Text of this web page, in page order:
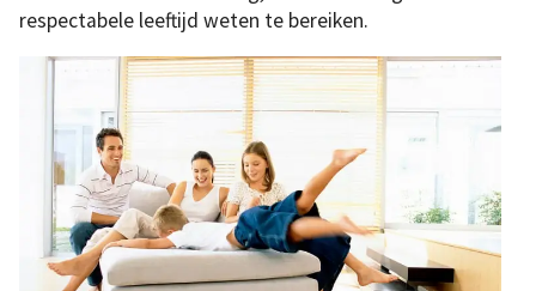
respectabele leeftijd weten te bereiken.